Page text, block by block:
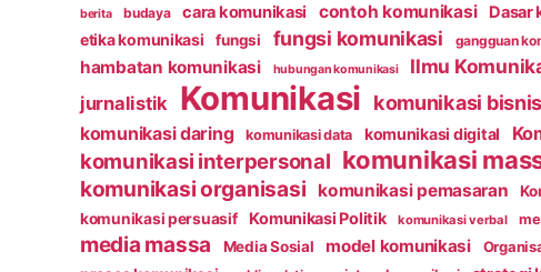
berita budaya cara komunikasi contoh komunikasi Dasar
etika komunikasi fungsi fungsi komunikasi gangguan
hambatan komunikasi hubungan komunikasi Ilmu
jurnalistik Komunikasi komunikasi bisnis
komunikasi daring komunikasi data komunikasi digital
komunikasi interpersonal komunikasi
komunikasi organisasi komunikasi pemasaran
komunikasi persuasif
Komunikasi Politik komunikasi verbal
media massa Media Sosial model komunikasi